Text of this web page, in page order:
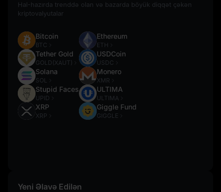
Hal-hazırda trenddə olan və bazarda böyük diqqət çəkən
kriptovalyutalar
Bitcoin
BTC
Tether Gold
GOLD(XAUT)
Solana
SOL
Stupid Faces
UPID
XRP
XRP
Ethereum
ETH
USDCoin
USDC
Monero
XMR
ULTIMA
ULTIMA
Giggle Fund
GIGGLE
Yeni Əlavə Edilən